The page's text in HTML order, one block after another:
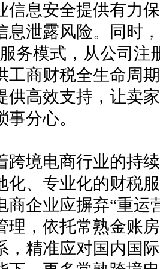
信息安全提供有力
息泄露风险。同时
务模式，从公司
工商财税全生命周
供高效支持，让卖
分心。
跨境电商行业的持
化、专业化的财税
商企业应摒弃“重运
理，依托常熟金账
，精准应对国内国